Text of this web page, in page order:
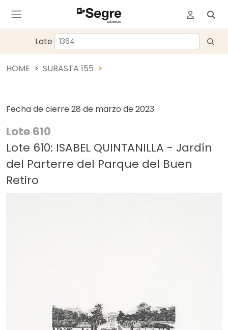
Lote
HOME SUBASTA 155
Fecha de cierre 28 de marzo de 2023
Lote 610
Lote 610: ISABEL QUINTANILLA - Jardín
del Parterre del Parque del Buen
Retiro